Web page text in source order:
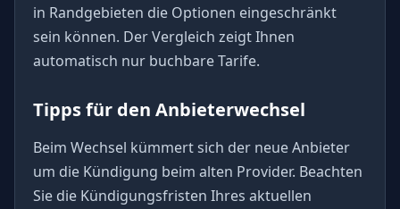
in Randgebieten die Optionen eingeschränkt
sein können. Der Vergleich zeigt Ihnen
automatisch nur buchbare Tarife.
Tipps für den Anbieterwechsel
Beim Wechsel kümmert sich der neue Anbieter
um die Kündigung beim alten Provider. Beachten
Sie die Kündigungsfristen Ihres aktuellen